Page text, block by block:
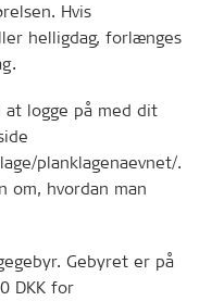
Hvis
helligdag, forlænges
at logge på med dit
planklagenaevnet/.
om, hvordan man
Gebyret er på
DKK for